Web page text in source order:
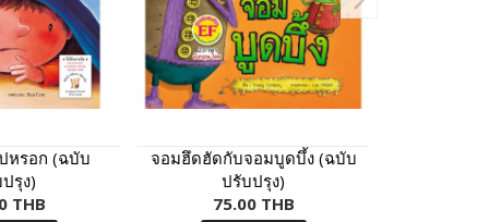
หรอก (ฉบับ
รุง)
THB
จอมฮึดฮัดกับจอมบูดบึ้ง (ฉบับ
ปรับปรุง)
75.00 THB